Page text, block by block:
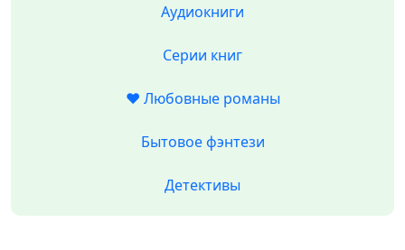
Аудиокниги
Серии книг
❤️ Любовные романы
Бытовое фэнтези
Детективы